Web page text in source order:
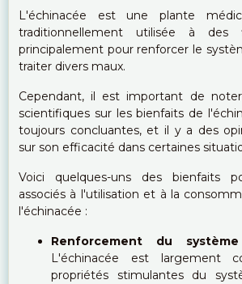
L'échinacée est une plante
traditionnellement utilisée à des
principalement pour renforcer le
traiter divers maux.
Cependant, il est important de
scientifiques sur les bienfaits de
toujours concluantes, et il y a des
sur son efficacité dans certaines
Voici quelques-uns des bienfaits
associés à l'utilisation et à la
l'échinacée :
Renforcement du
L'échinacée est largement
propriétés stimulantes du